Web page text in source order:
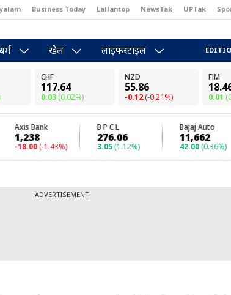
Business Today Lallantop NewsTak UPTak
खेल लाइफस्टाइल
ADVERTISEMENT